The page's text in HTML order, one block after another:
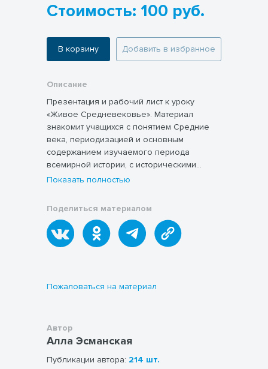
Стоимость: 100 руб.
В корзину Добавить в избранное
Описание
Презентация и рабочий лист к уроку
«Живое Средневековье». Материал
знакомит учащихся с понятием Средние
века, периодизацией и основным
содержанием изучаемого периода
всемирной истории, с историческими
источниками.
Показать полностью
Поделиться материалом
Пожаловаться на материал
Автор
Алла Эсманская
Публикации автора: 214 шт.